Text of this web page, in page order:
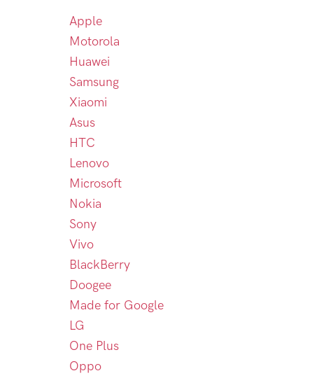
Apple
Motorola
Huawei
Samsung
Xiaomi
Asus
HTC
Lenovo
Microsoft
Nokia
Sony
Vivo
BlackBerry
Doogee
Made for Google
LG
One Plus
Oppo